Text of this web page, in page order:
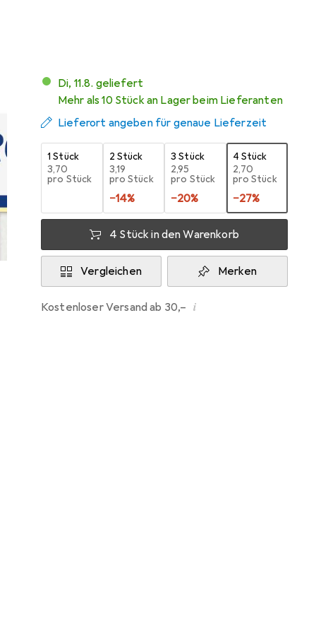
Di, 11.8. geliefert
Mehr als 10 Stück an Lager beim Lieferanten
Lieferort angeben für genaue Lieferzeit
1 Stück
EUR
3,70
pro Stück
2 Stück
EUR
3,19
pro Stück
−14%
3 Stück
EUR
2,95
pro Stück
−20%
4 Stück
EUR
2,70
pro Stück
−27%
4 Stück in den Warenkorb
Vergleichen Merken
Kostenloser Versand ab 30,– i